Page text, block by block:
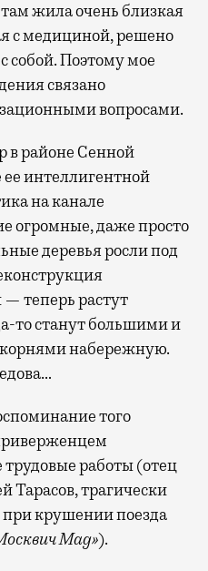
жила очень близкая
с медициной, решено
собой. Поэтому мое
связано
вопросами.
в районе Сенной
интеллигентной
на канале
огромные, даже просто
деревья росли под
теперь растут
то станут большими и
корнями набережную.
того
трудовые работы (отец
Тарасов, трагически
при крушении поезда
Mag»).